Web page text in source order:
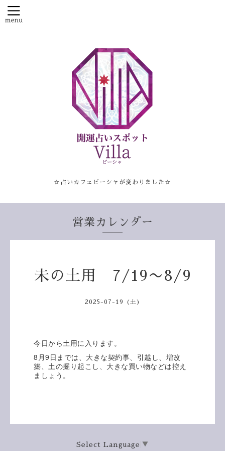
☆占いカフェビーシャが変わりました☆
営業カレンダー
未の土用 7/19〜8/9
2025-07-19 (土)
今日から土用に入ります。
8 月9 日までは、大きな契約事、引越し、増改
築、土の掘り起こし、大きな買い物などは控え
ましょう。
Select Language ▼